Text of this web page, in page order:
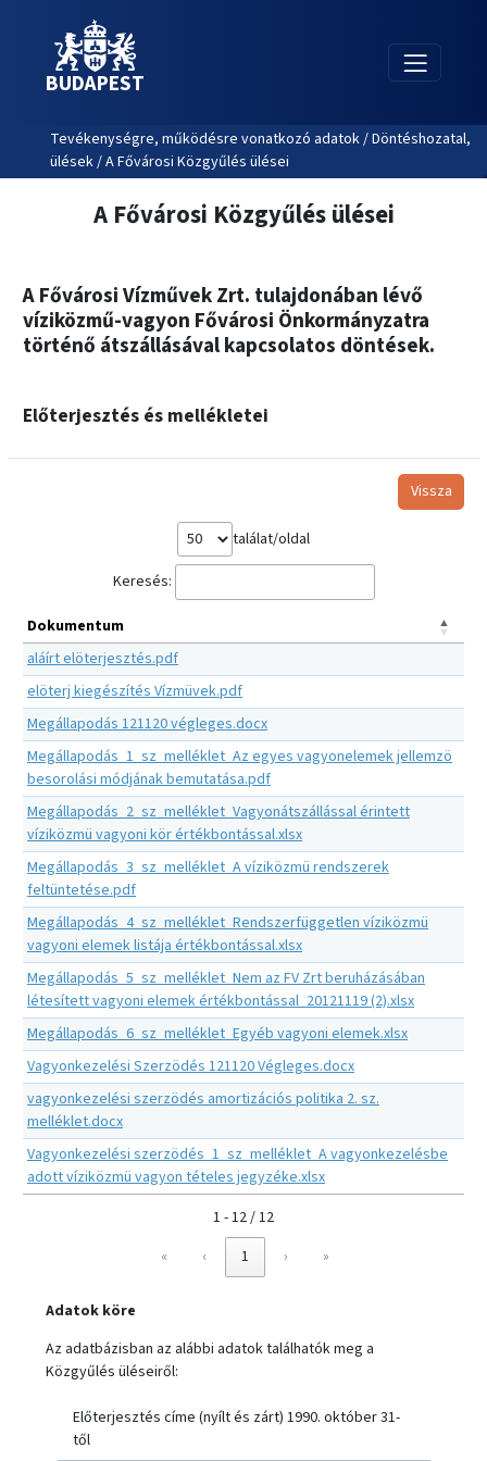
BUDAPEST
Tevékenységre, működésre vonatkozó adatok / Döntéshozatal,
ülések / A Fővárosi Közgyűlés ülései
A Fővárosi Közgyűlés ülései
A Fővárosi Vízművek Zrt. tulajdonában lévő
víziközmű-vagyon Fővárosi Önkormányzatra
történő átszállásával kapcsolatos döntések.
Előterjesztés és mellékletei
Vissza
találat/oldal
Keresés:
Dokumentum
aláírt elöterjesztés.pdf
elöterj kiegészítés Vízmüvek.pdf
Megállapodás 121120 végleges.docx
Megállapodás_1_sz_melléklet_Az egyes vagyonelemek jellemzö
besorolási módjának bemutatása.pdf
Megállapodás_2_sz_melléklet_Vagyonátszállással érintett
víziközmü vagyoni kör értékbontással.xlsx
Megállapodás_3_sz_melléklet_A víziközmü rendszerek
feltüntetése.pdf
Megállapodás_4_sz_melléklet_Rendszerfüggetlen víziközmü
vagyoni elemek listája értékbontással.xlsx
Megállapodás_5_sz_melléklet_Nem az FV Zrt beruházásában
létesített vagyoni elemek értékbontással_20121119 (2).xlsx
Megállapodás_6_sz_melléklet_Egyéb vagyoni elemek.xlsx
Vagyonkezelési Szerzödés 121120 Végleges.docx
vagyonkezelési szerzödés amortizációs politika 2. sz.
melléklet.docx
Vagyonkezelési szerzödés_1_sz_melléklet_A vagyonkezelésbe
adott víziközmü vagyon tételes jegyzéke.xlsx
1 - 12 / 12
«
‹ 1 › »
Adatok köre
Az adatbázisban az alábbi adatok találhatók meg a
Közgyűlés üléseiről:
Előterjesztés címe (nyílt és zárt) 1990. október 31-
től